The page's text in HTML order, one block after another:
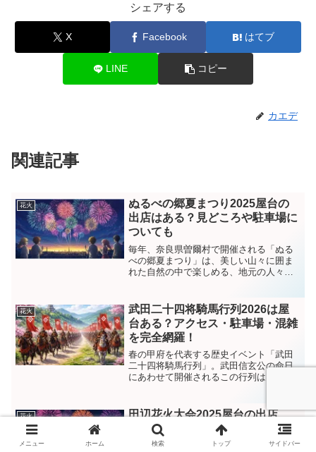
シェアする
X Facebook はてブ
LINE コピー
カエデ
関連記事
花火
ぬるべの郷夏まつり2025屋台の
出店はある？見どころや駐車場に
ついても
毎年、奈良県曽爾村で開催される「ぬる
べの郷夏まつり」は、美しい山々に囲ま
れた自然の中で楽しめる、地元の人々に
り、花火や盆踊り、模擬店など、さまざ
まな魅力的なアクティビ...
花火
武田二十四将騎馬行列2026は屋
台ある？アクセス・駐車場・混雑
を完全網羅！
春の甲府を代表する歴史イベント「武田
二十四将騎馬行列」。武田信玄公の命日
にあわせて開催されるこの行列は、勇壮
さんが信玄公役を務めることが正式に発
表されており、例年以...
花火
田辺花火大会2025屋台の出店
は？穴場スポットや駐車場につい
メニュー ホーム 検索 トップ サイドバー